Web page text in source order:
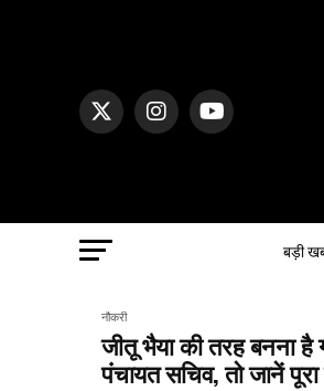
बड़ी
नौकरी
जीतू भैया की तरह बनना है
पंचायत सचिव, तो जानें पूरा